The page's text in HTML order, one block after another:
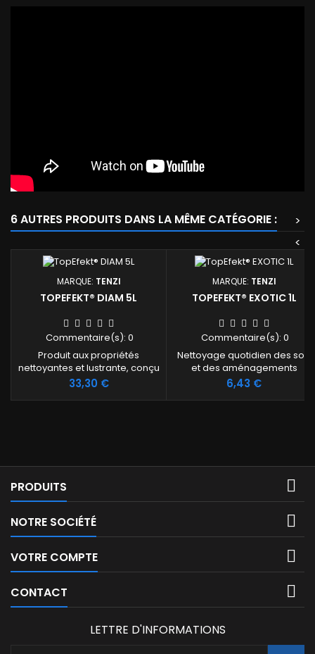
6 AUTRES PRODUITS DANS LA MÊME CATÉGORIE :
>
<
MARQUE: TENZI
TOPEFEKT® DIAM 5L
Commentaire(s): 0
Produit aux propriétés
nettoyantes et lustrante, conçu
pour laver les sols sportifs durs
Prix
33,30 €
MARQUE: TENZI
TOPEFEKT® EXOTIC 1L
Commentaire(s): 0
Nettoyage quotidien des sols
et des aménagements
intérieurs
Prix
6,43 €
PRODUITS 
NOTRE SOCIÉTÉ 
VOTRE COMPTE 
CONTACT 
LETTRE D'INFORMATIONS